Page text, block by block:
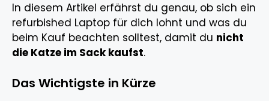
In diesem Artikel erfährst du genau, ob sich ein
refurbished Laptop für dich lohnt und was du
beim Kauf beachten solltest, damit du nicht
die Katze im Sack kaufst.
Das Wichtigste in Kürze